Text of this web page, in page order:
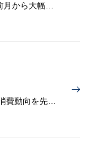
半耐久財とサービスが弱く、総じて見れば前月から大幅に減少